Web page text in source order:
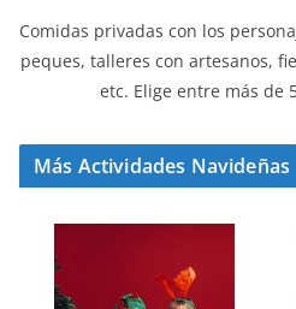
Comidas privadas con los
peques, talleres con artesanos,
etc. Elige entre más de
Más Actividades Navideñas